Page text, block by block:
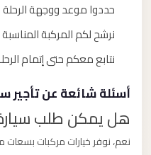
حددوا موعد ووجهة الرحلة
نرشح لكم المركبة المناسبة
نتابع معكم حتى إتمام الرحلة
أسئلة شائعة عن تأجير
هل يمكن طلب سيارة
نعم، نوفر خيارات مركبات